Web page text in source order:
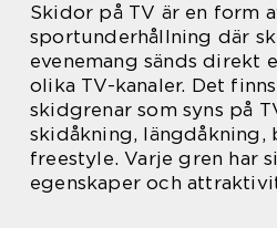
Skidor på TV är en form
sportunderhållning där
evenemang sänds direkt
olika TV-kanaler. Det
skidgrenar som syns på
skidåkning, längdåkning,
freestyle. Varje gren har
egenskaper och